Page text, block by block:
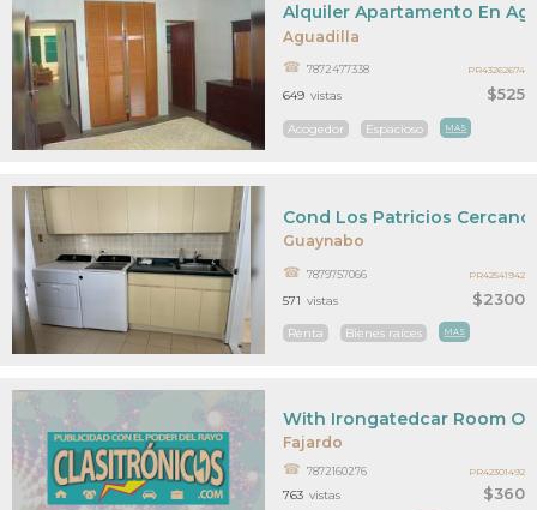
Aguadilla
$525
Alquiler Apartamento En
7872477338
Acogedor Espacioso MAS
649 vistas
PR43262674
Guaynabo
$2300
Cond Los Patricios
7879757066
Renta Bienes raíces MAS
571 vistas
PR42541942
Fajardo
$360
With Irongatedcar Room
7872160276
763 vistas
PR42301492